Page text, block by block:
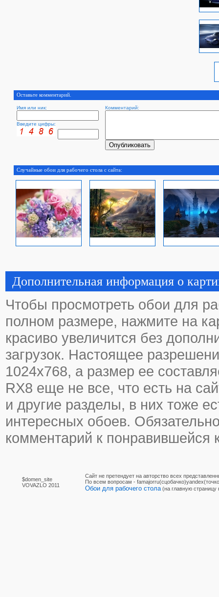
Оставьте комментарий.
Имя или ник: Комментарий:
Введите цифры:
Случайные обои для рабочего стола с сайта:
Дополнительная информация о
Чтобы просмотреть обои для
полном размере, нажмите на
красиво увеличится без
загрузок. Настоящее
1024х768, а размер ее
RX8 еще не все, что есть на
и другие разделы, в них тоже
интересных обоев.
комментарий к понравившейся
$domen_site
VOVAZLO 2011
Сайт не претендует на авторство всех
По вcем вопросам -
Обои для рабочего стола (на главную страницу